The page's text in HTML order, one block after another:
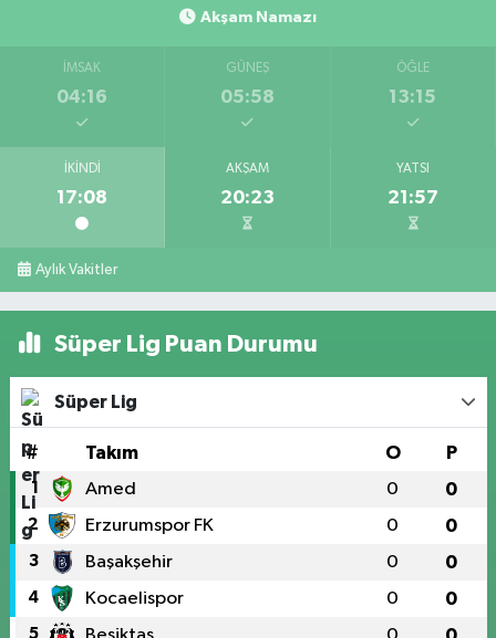
Akşam Namazı
İMSAK
04:16
GÜNEŞ
05:58
ÖĞLE
13:15
İKINDI
17:08
AKŞAM
20:23
YATSI
21:57
Aylık Vakitler
Süper Lig Puan Durumu
Süper Lig
# Takım O P
1 Amed 0 0
2 Erzurumspor FK 0 0
3 Başakşehir 0 0
4 Kocaelispor 0 0
5